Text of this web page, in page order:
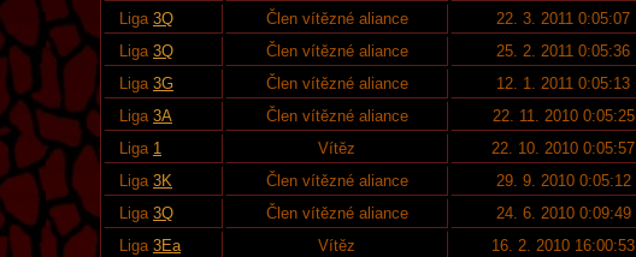
Liga 3Q Člen vítězné aliance 22. 3. 2011 0:05:07
Liga 3Q Člen vítězné aliance 25. 2. 2011 0:05:36
Liga 3G Člen vítězné aliance 12. 1. 2011 0:05:13
Liga 3A Člen vítězné aliance 22. 11. 2010 0:05:25
Liga 1 Vítěz 22. 10. 2010 0:05:57
Liga 3K Člen vítězné aliance 29. 9. 2010 0:05:12
Liga 3Q Člen vítězné aliance 24. 6. 2010 0:09:49
Liga 3Ea Vítěz 16. 2. 2010 16:00:53